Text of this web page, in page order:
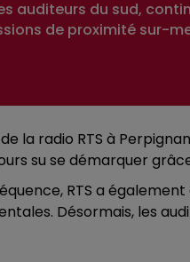
auditeurs du sud,
de proximité sur-
la radio RTS à
su se démarquer
RTS a
Désormais, les